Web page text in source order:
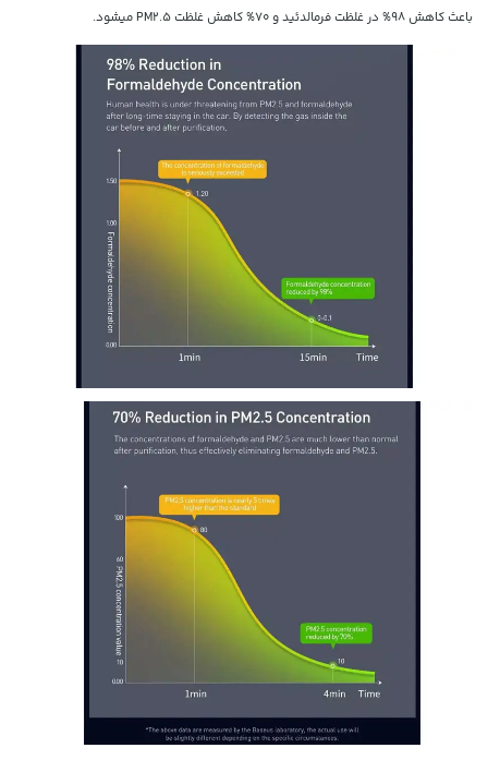
باعث کاهش 98% در غلظت فرمالدئید و 70% کاهش غلظت PM2.5 میشود.